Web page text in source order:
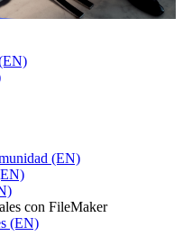
(EN)
con FileMaker
(EN)